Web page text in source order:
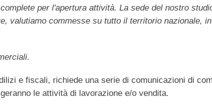
per l'apertura attività. La sede del nostro
valutiamo commesse su tutto il territorio nazionale,
e fiscali, richiede una serie di comunicazioni di
le attività di lavorazione e/o vendita.